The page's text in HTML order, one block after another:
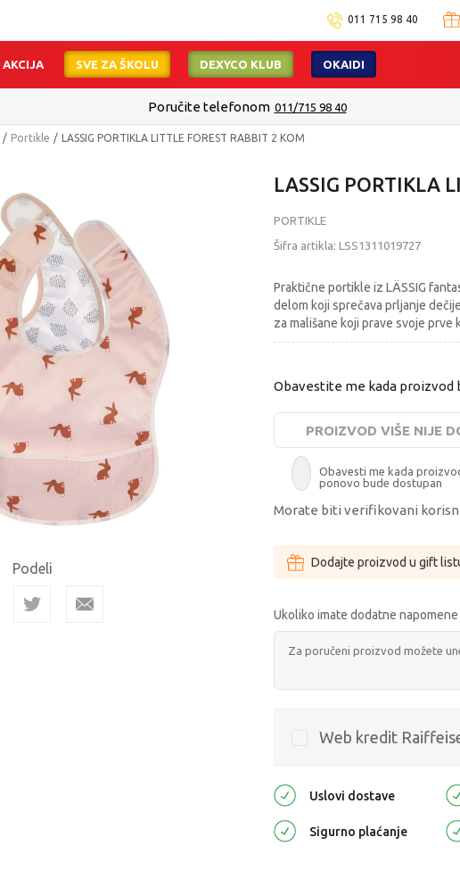
011 715 98 40
AKCIJA SVE ZA ŠKOLU DEXYCO KLUB OKAIDI
Poručite telefonom 011/715 98 40
Portikle LASSIG PORTIKLA LITTLE FOREST RABBIT 2 KOM
Podeli
LASSIG PORTIKLA
PORTIKLE
Šifra artikla: LSS1311019727
Praktične portikle iz LÄSSIG
delom koji sprečava prljanje
za mališane koji prave svoje prve
Obavestite me kada proizvod
PROIZVOD VIŠE NIJE
Obavesti me kada
ponovo bude dostupan
Morate biti verifikovani
Dodajte proizvod u gift
Ukoliko imate dodatne
Web kredit
Uslovi dostave
Sigurno plaćanje